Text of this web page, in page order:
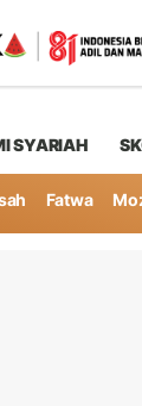
SYARIAH
Fatwa